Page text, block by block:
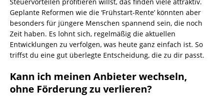
Geplante Reformen wie die ‘Frühstart-Rente’ könnten aber
besonders für jüngere Menschen spannend sein, die noch
Zeit haben. Es lohnt sich, regelmäßig die aktuellen
Entwicklungen zu verfolgen, was heute ganz einfach ist. So
triffst du eine gut überlegte Entscheidung, die zu dir passt.
Kann ich meinen Anbieter wechseln,
ohne Förderung zu verlieren?